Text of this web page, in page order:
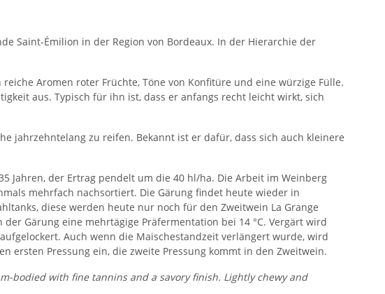
Saint-Émilion in der Region von Bordeaux. In der Hierarchie der
Aromen roter Früchte, Töne von Konfitüre und eine würzige Fülle.
aus. Typisch für ihn ist, dass er anfangs recht leicht wirkt, sich
jahrzehntelang zu reifen. Bekannt ist er dafür, dass sich auch kleinere
Jahren, der Ertrag pendelt um die 40 hl/ha. Die Arbeit im Weinberg
mehrfach nachsortiert. Die Gärung findet heute wieder in
diese werden heute nur noch für den Zweitwein La Grange
Gärung eine mehrtägige Präfermentation bei 14 °C. Vergärt wird
Auch wenn die Maischestandzeit verlängert wurde, wird
ersten Pressung ein, die zweite Pressung kommt in den Zweitwein.
bodied with fine tannins and a savory finish. Lightly chewy and